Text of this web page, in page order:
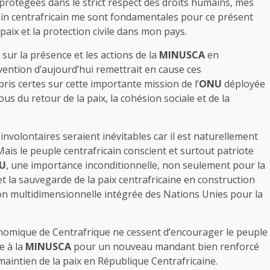
centrafricain me sont fondamentales pour ce présent
et la protection civile dans mon pays.
la présence et les actions de la MINUSCAen
d’aujourd’hui remettrait en cause ces
certes sur cette importante mission de l’ONU déployée
du retour de la paix, la cohésion sociale et de la
seraient inévitables car il est naturellement
le peuple centrafricain conscient et surtout patriote
, une importance inconditionnelle, non seulement pour la
sauvegarde de la paix centrafricaine en construction
multidimensionnelle intégrée des Nations Unies pour la
de Centrafrique ne cessent d’encourager le peuple
à la MINUSCA pour un nouveau mandant bien renforcé
de la paix en République Centrafricaine.